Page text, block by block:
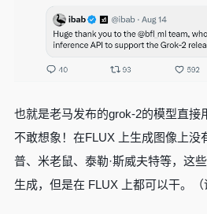
也就是老马发布的grok-2的模型直接
不敢想象！在FLUX 上生成图像上没
普、米老鼠、泰勒·斯威夫特等，这
生成，但是在 FLUX 上都可以干。（